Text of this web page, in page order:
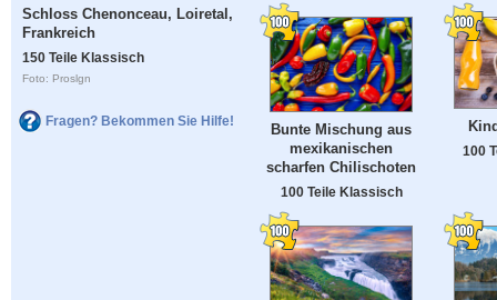
Schloss Chenonceau, Loiretal,
Frankreich
150 Teile Klassisch
Foto: Proslgn
Fragen? Bekommen Sie Hilfe!
Bunte Mischung aus
mexikanischen
scharfen Chilischoten
100 Teile Klassisch
100